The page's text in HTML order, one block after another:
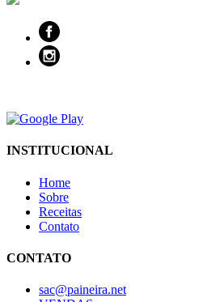
INSTITUCIONAL
Home
Sobre
Receitas
Contato
CONTATO
sac@paineira.net